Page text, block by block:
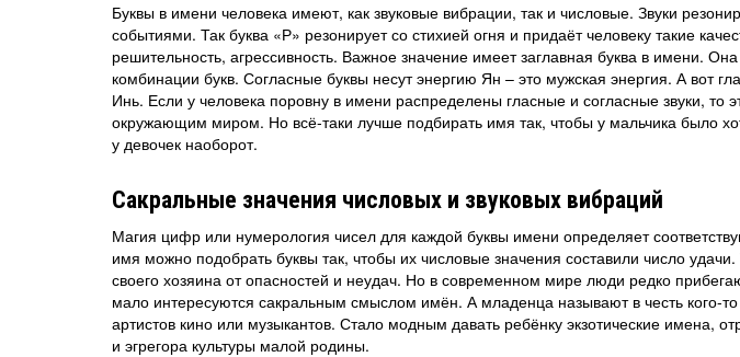
Буквы в имени человека имеют, как звуковые вибрации, так и числовые. Звуки
событиями. Так буква «Р» резонирует со стихией огня и придаёт человеку такие
решительность, агрессивность. Важное значение имеет заглавная буква в имени.
комбинации букв. Согласные буквы несут энергию Ян – это мужская энергия. А вот
Инь. Если у человека поровну в имени распределены гласные и согласные звуки, то
окружающим миром. Но всё-таки лучше подбирать имя так, чтобы у мальчика было
у девочек наоборот.
Сакральные значения числовых и звуковых вибраций
Магия цифр или нумерология чисел для каждой буквы имени определяет
имя можно подобрать буквы так, чтобы их числовые значения составили число
своего хозяина от опасностей и неудач. Но в современном мире люди редко
мало интересуются сакральным смыслом имён. А младенца называют в честь кого-
артистов кино или музыкантов. Стало модным давать ребёнку экзотические имена,
и эгрегора культуры малой родины.